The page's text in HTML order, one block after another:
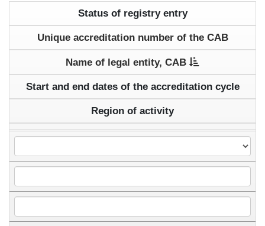
Status of registry entry
Unique accreditation number of the CAB
Name of legal entity, CAB
Start and end dates of the accreditation cycle
Region of activity